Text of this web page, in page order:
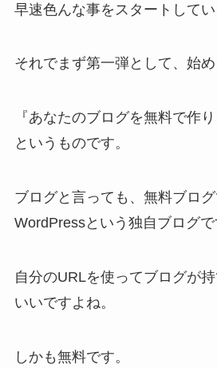
早速色んな事をスタートしてい
それでまず第一弾として、始め
『あなたのブログを無料で作り
というものです。
ブログと言っても、無料ブログ
WordPressという独自ブログで
自分のURLを使ってブログが持
いいですよね。
しかも無料です。